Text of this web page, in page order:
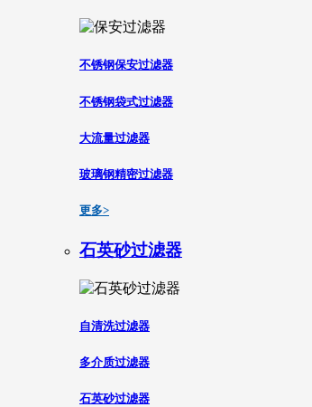
不锈钢保安过滤器
不锈钢袋式过滤器
大流量过滤器
玻璃钢精密过滤器
更多>
石英砂过滤器
自清洗过滤器
多介质过滤器
石英砂过滤器